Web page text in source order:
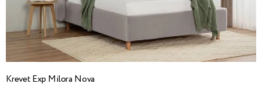
Krevet Exp Milora Nova